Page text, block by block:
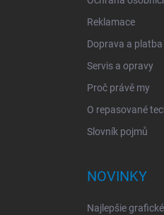
Reklamace
Doprava a platba
Servis a opravy
Proč právě my
O repasované
Slovník pojmů
NOVINKY
Najlepšie